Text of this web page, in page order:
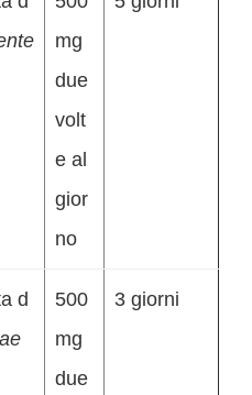
mg
due
volt
e al
gior
no
d
500
mg
due
3 giorni